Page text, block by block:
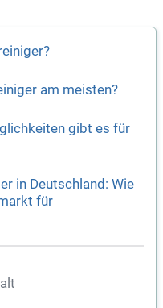
am meisten?
gibt es für
in Deutschland: Wie
für